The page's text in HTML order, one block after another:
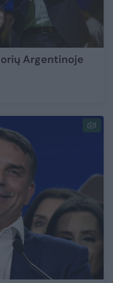
Argentinoje
1